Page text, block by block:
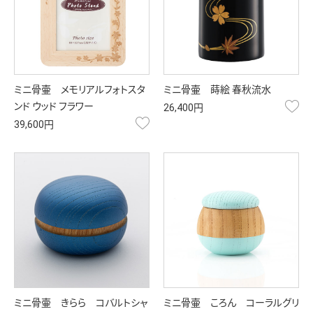
ミニ骨壷 メモリアルフォトスタ
ンド ウッド フラワー
39,600円
ミニ骨壷 蒔絵 春秋流水
26,400円
ミニ骨壷 きらら コバルトシャ
ミニ骨壷 ころん コーラルグリ